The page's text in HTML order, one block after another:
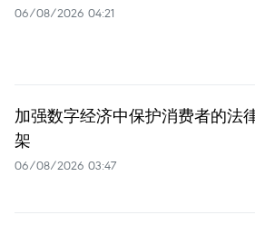
06/08/2026 04:21
加强数字经济中保护消费者的法
架
06/08/2026 03:47